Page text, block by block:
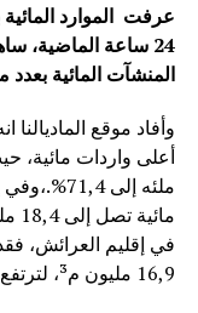
عرفت الموارد
24 ساعة
المنشآت المائية بعدد
وأفاد موقع
ملئه إلى
في إقليم العرائش،
16,9 مليون م³، لترتفع نسبة ملئه إلى 37,5%.”